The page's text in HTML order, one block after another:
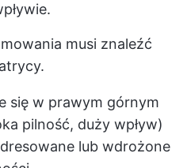
musi znaleźć
się w prawym górnym
pilność, duży wpływ)
lub wdrożone